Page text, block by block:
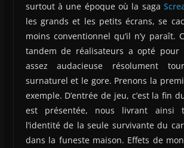
surtout à une époque où la saga
les grands et les petits écrans, se
moins conventionnel qu’il n’y paraît.
tandem de réalisateurs a opté pour
assez audacieuse résolument
surnaturel et le gore. Prenons la
exemple. D’entrée de jeu, c’est la fin
est présentée, nous livrant ainsi
l’identité de la seule survivante du
dans la funeste maison. Effets de